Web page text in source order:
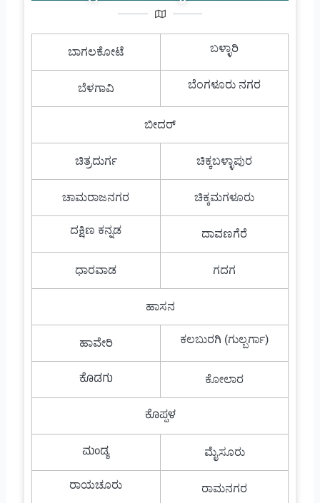
ಬಾಗಲಕೋಟೆ ಬಳ್ಳಾರಿ
ಬೆಳಗಾವಿ ಬೆಂಗಳೂರು ನಗರ
ಬೀದರ್
ಚಿತ್ರದುರ್ಗ ಚಿಕ್ಕಬಳ್ಳಾಪುರ
ಚಾಮರಾಜನಗರ ಚಿಕ್ಕಮಗಳೂರು
ದಕ್ಷಿಣ ಕನ್ನಡ ದಾವಣಗೆರೆ
ಧಾರವಾಡ ಗದಗ
ಹಾಸನ
ಹಾವೇರಿ ಕಲಬುರಗಿ (ಗುಲ್ಬರ್ಗಾ)
ಕೊಡಗು ಕೋಲಾರ
ಕೊಪ್ಪಳ
ಮಂಡ್ಯ
ಮೈಸೂರು
ರಾಯಚೂರು ರಾಮನಗರ